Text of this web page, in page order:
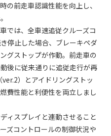
の前走車認識性能を向上し、
では、全車速追従クルーズコ
停止した場合、ブレーキペダ
グストップが作動。前走車の
後に従来通りに追従走行が再
）とアイドリングストッ
費性能と利便性を両立しまし
ィスプレイと連動させること
ズコントロールの制御状況や